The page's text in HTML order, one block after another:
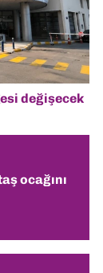
değişecek
ocağını